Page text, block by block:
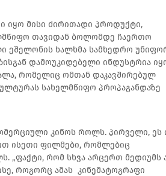
იყო მისი ძირითადი პროდუქტი,
თავიდან ბოლომდე ჩაერთო
ეშელონის ხალხმა სამხედრო
დამოუკიდებელი ინდუსტრია
რომელიც ომთან დაკავშირებულ
სახელმწიფო პროპაგანდაზე
კინოს როლს. პირველი, ეს
ისეთი ფილმები, რომლებიც
„ფაქტი, რომ სხვა არცერთ მედიუმს
როგორც ამას კინემატოგრაფი